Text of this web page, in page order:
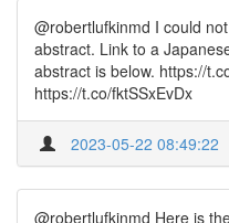
@robertlufkinmd I could
abstract. Link to a
abstract is below. https://
https://t.co/fktSSxEvDx
2023-05-22 08:49:22
@robertlufkinmd Here is